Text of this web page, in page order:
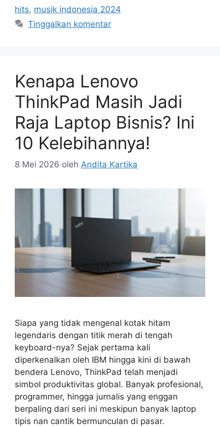
hits, musik indonesia 2024
Tinggalkan komentar
Kenapa Lenovo
ThinkPad Masih Jadi
Raja Laptop Bisnis? Ini
10 Kelebihannya!
8 Mei 2026 oleh Andita Kartika
Siapa yang tidak mengenal kotak hitam
legendaris dengan titik merah di tengah
keyboard-nya? Sejak pertama kali
diperkenalkan oleh IBM hingga kini di bawah
bendera Lenovo, ThinkPad telah menjadi
simbol produktivitas global. Banyak profesional,
programmer, hingga jurnalis yang enggan
berpaling dari seri ini meskipun banyak laptop
tipis nan cantik bermunculan di pasar.